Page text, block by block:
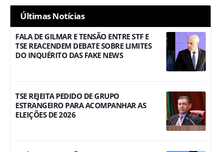
Últimas Notícias
FALA DE GILMAR E TENSÃO ENTRE STF E
TSE REACENDEM DEBATE SOBRE LIMITES
DO INQUÉRITO DAS FAKE NEWS
TSE REJEITA PEDIDO DE GRUPO
ESTRANGEIRO PARA ACOMPANHAR AS
ELEIÇÕES DE 2026